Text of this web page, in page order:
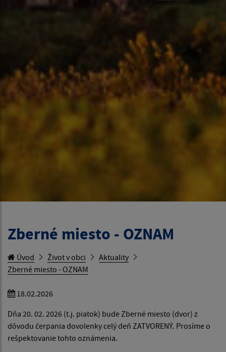
Zberné miesto - OZNAM
Úvod Život v obci
Aktuality
Zberné miesto - OZNAM
18.02.2026
Dňa 20. 02. 2026 (t.j. piatok) bude Zberné miesto (dvor) z
dôvodu čerpania dovolenky celý deň ZATVORENÝ. Prosíme o
rešpektovanie tohto oznámenia.